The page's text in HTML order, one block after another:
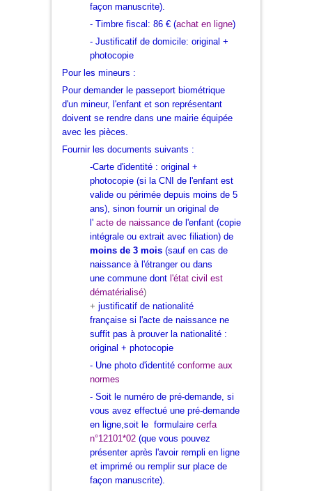
façon manuscrite).
- Timbre fiscal : 86 € (achat en ligne)
- Justificatif de domicile: original +
photocopie
Pour les mineurs :
Pour demander le passeport biométrique
d'un mineur, l'enfant et son représentant
doivent se rendre dans une mairie équipée
avec les pièces.
Fournir les documents suivants :
-Carte d'identité : original +
photocopie (si la CNI de l'enfant est
valide ou périmée depuis moins de 5
ans), sinon fournir un original de
l' acte de naissance de l'enfant (copie
intégrale ou extrait avec filiation) de
moins de 3 mois (sauf en cas de
naissance à l'étranger ou dans
une commune dont l'état civil est
dématérialisé)
+ justificatif de nationalité
française si l'acte de naissance ne
suffit pas à prouver la nationalité :
original + photocopie
- Une photo d'identité conforme aux
normes
- Soit le numéro de pré-demande , si
vous avez effectué une pré-demande
en ligne,soit le formulaire cerfa
n°12101*02 (que vous pouvez
présenter après l'avoir rempli en ligne
et imprimé ou remplir sur place de
façon manuscrite).